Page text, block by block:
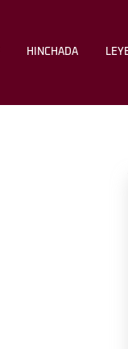
CLUB STAFF
HINCHADA